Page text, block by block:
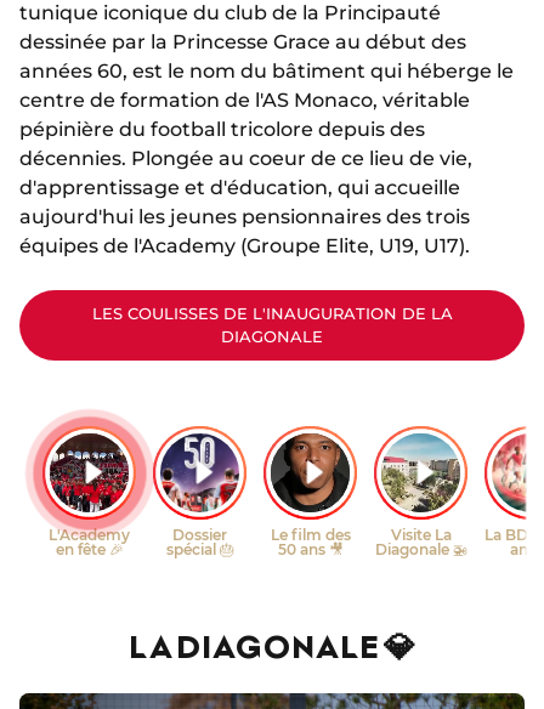
tunique iconique du club de la Principauté
dessinée par la Princesse Grace au début des
années 60, est le nom du bâtiment qui héberge le
centre de formation de l'AS Monaco, véritable
pépinière du football tricolore depuis des
décennies. Plongée au coeur de ce lieu de vie,
d'apprentissage et d'éducation, qui accueille
aujourd'hui les jeunes pensionnaires des trois
équipes de l'Academy (Groupe Elite, U19, U17).
LES COULISSES DE L'INAUGURATION DE LA
DIAGONALE
LA DIAGONALE 💎